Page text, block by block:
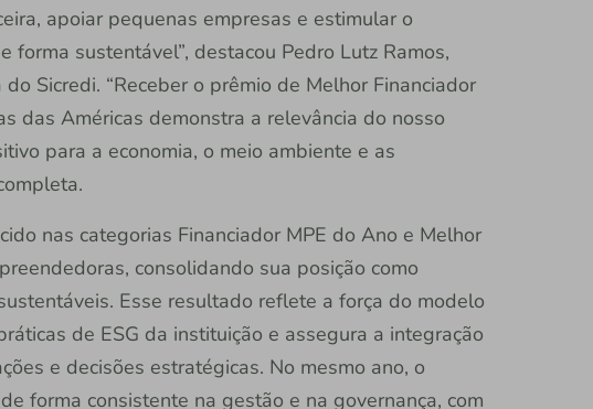
apoiar pequenas empresas e estimular o
forma sustentável”, destacou Pedro Lutz Ramos,
Sicredi. “Receber o prêmio de Melhor Financiador
das Américas demonstra a relevância do nosso
para a economia, o meio ambiente e as
nas categorias Financiador MPE do Ano e Melhor
consolidando sua posição como
Esse resultado reflete a força do modelo
de ESG da instituição e assegura a integração
e decisões estratégicas. No mesmo ano, o
forma consistente na gestão e na governança, com